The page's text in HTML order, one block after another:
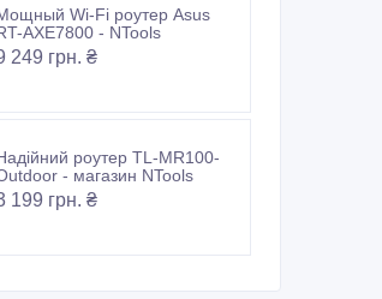
Wi-Fi роутер Asus
AXE7800 - NTools
249 грн. ₴
роутер TL-MR100-
- магазин NTools
199 грн. ₴